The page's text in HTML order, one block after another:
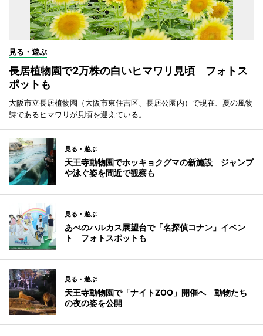
見る・遊ぶ
長居植物園で2万株の白いヒマワリ見頃 フォトス
ポットも
大阪市立長居植物園（大阪市東住吉区、長居公園内）で現在、夏の風物
詩であるヒマワリが見頃を迎えている。
見る・遊ぶ
天王寺動物園でホッキョクグマの新施設 ジャンプ
や泳ぐ姿を間近で観察も
見る・遊ぶ
あべのハルカス展望台で「名探偵コナン」イベン
ト フォトスポットも
見る・遊ぶ
天王寺動物園で「ナイトZOO」開催へ 動物たち
の夜の姿を公開